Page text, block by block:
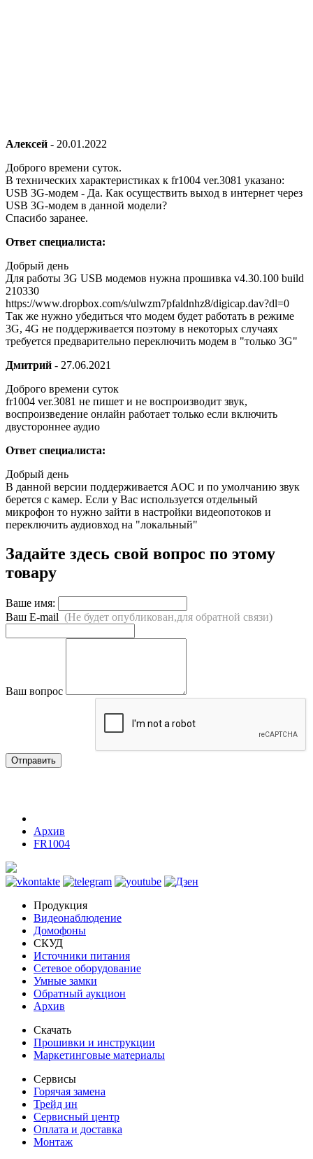
Алексей - 20.01.2022
Доброго времени суток.
В технических характеристиках к fr1004 ver.3081 указано:
USB 3G-модем - Да. Как осуществить выход в интернет через
USB 3G-модем в данной модели?
Спасибо заранее.
Ответ специалиста:
Добрый день
Для работы 3G USB модемов нужна прошивка v4.30.100 build
210330
https://www.dropbox.com/s/ulwzm7pfaldnhz8/digicap.dav?dl=0
Так же нужно убедиться что модем будет работать в режиме
3G, 4G не поддерживается поэтому в некоторых случаях
требуется предварительно переключить модем в "только 3G"
Дмитрий - 27.06.2021
Доброго времени суток
fr1004 ver.3081 не пишет и не воспроизводит звук,
воспроизведение онлайн работает только если включить
двустороннее аудио
Ответ специалиста:
Добрый день
В данной версии поддерживается AOC и по умолчанию звук
берется с камер. Если у Вас используется отдельный
микрофон то нужно зайти в настройки видеопотоков и
переключить аудиовход на "локальный"
Задайте здесь свой вопрос по этому
товару
Ваше имя:
Ваш E-mail (Не будет опубликован,для обратной связи)
Ваш вопрос
Отправить
Архив
FR1004
Продукция
Видеонаблюдение
Домофоны
СКУД
Источники питания
Сетевое оборудование
Умные замки
Обратный аукцион
Архив
Скачать
Прошивки и инструкции
Маркетинговые материалы
Сервисы
Горячая замена
Трейд ин
Сервисный центр
Оплата и доставка
Монтаж